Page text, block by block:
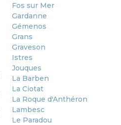
Fos sur Mer
Gardanne
Gémenos
Grans
Graveson
Istres
Jouques
La Barben
La Ciotat
La Roque d'Anthéron
Lambesc
Le Paradou